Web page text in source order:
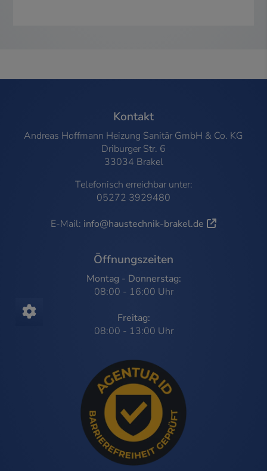
FOOTER - KONTAKTDATEN UND
Kontakt
Andreas Hoffmann Heizung Sanitär GmbH & Co. KG
Driburger Str. 6
33034 Brakel
Telefonisch erreichbar unter:
05272 3929480
E-Mail: info@haustechnik-brakel.de
Öffnungszeiten
Montag - Donnerstag:
08:00 - 16:00 Uhr
Freitag:
08:00 - 13:00 Uhr